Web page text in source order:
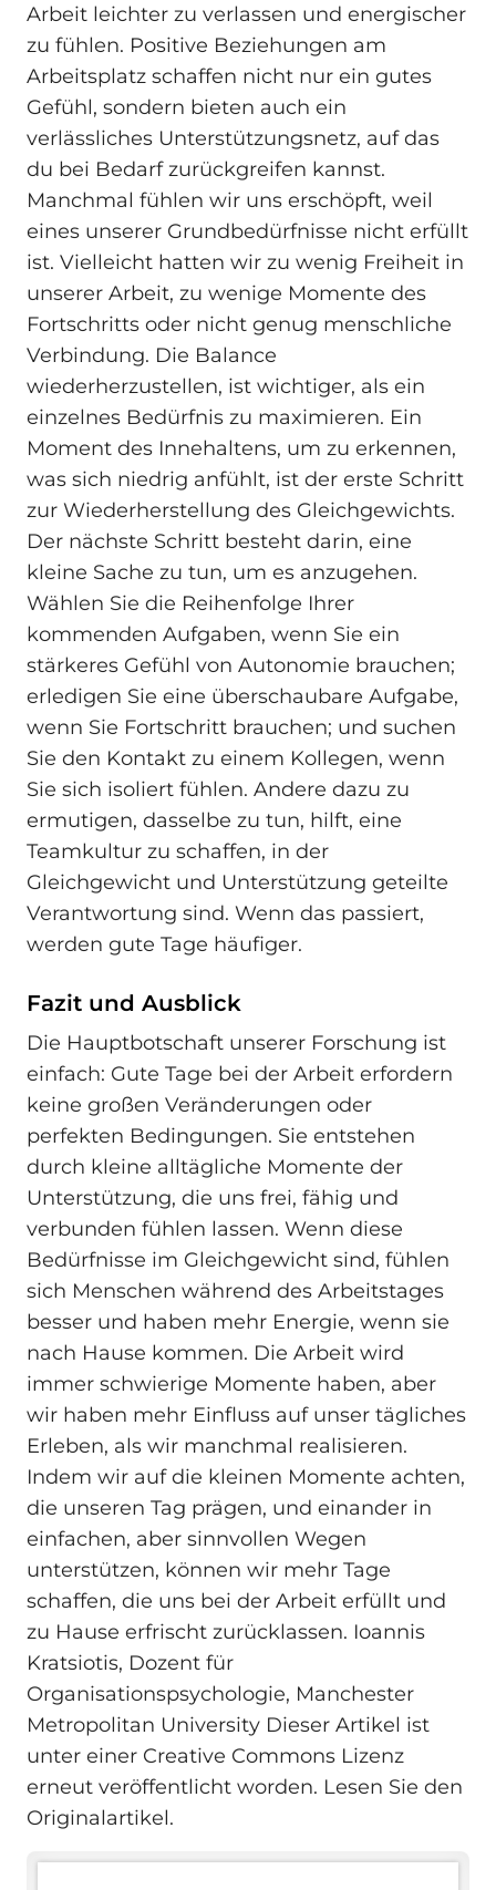
Arbeit leichter zu verlassen und energischer
zu fühlen. Positive Beziehungen am
Arbeitsplatz schaffen nicht nur ein gutes
Gefühl, sondern bieten auch ein
verlässliches Unterstützungsnetz, auf das
du bei Bedarf zurückgreifen kannst.
Manchmal fühlen wir uns erschöpft, weil
eines unserer Grundbedürfnisse nicht erfüllt
ist. Vielleicht hatten wir zu wenig Freiheit in
unserer Arbeit, zu wenige Momente des
Fortschritts oder nicht genug menschliche
Verbindung. Die Balance
wiederherzustellen, ist wichtiger, als ein
einzelnes Bedürfnis zu maximieren. Ein
Moment des Innehaltens, um zu erkennen,
was sich niedrig anfühlt, ist der erste Schritt
zur Wiederherstellung des Gleichgewichts.
Der nächste Schritt besteht darin, eine
kleine Sache zu tun, um es anzugehen.
Wählen Sie die Reihenfolge Ihrer
kommenden Aufgaben, wenn Sie ein
stärkeres Gefühl von Autonomie brauchen;
erledigen Sie eine überschaubare Aufgabe,
wenn Sie Fortschritt brauchen; und suchen
Sie den Kontakt zu einem Kollegen, wenn
Sie sich isoliert fühlen. Andere dazu zu
ermutigen, dasselbe zu tun, hilft, eine
Teamkultur zu schaffen, in der
Gleichgewicht und Unterstützung geteilte
Verantwortung sind. Wenn das passiert,
werden gute Tage häufiger.
Fazit und Ausblick
Die Hauptbotschaft unserer Forschung ist
einfach: Gute Tage bei der Arbeit erfordern
keine großen Veränderungen oder
perfekten Bedingungen. Sie entstehen
durch kleine alltägliche Momente der
Unterstützung, die uns frei, fähig und
verbunden fühlen lassen. Wenn diese
Bedürfnisse im Gleichgewicht sind, fühlen
sich Menschen während des Arbeitstages
besser und haben mehr Energie, wenn sie
nach Hause kommen. Die Arbeit wird
immer schwierige Momente haben, aber
wir haben mehr Einfluss auf unser tägliches
Erleben, als wir manchmal realisieren.
Indem wir auf die kleinen Momente achten,
die unseren Tag prägen, und einander in
einfachen, aber sinnvollen Wegen
unterstützen, können wir mehr Tage
schaffen, die uns bei der Arbeit erfüllt und
zu Hause erfrischt zurücklassen. Ioannis
Kratsiotis, Dozent für
Organisationspsychologie, Manchester
Metropolitan University Dieser Artikel ist
unter einer Creative Commons Lizenz
erneut veröffentlicht worden. Lesen Sie den
Originalartikel.